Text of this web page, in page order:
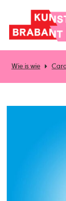
Wie is wie